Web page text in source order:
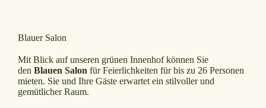
Blauer Salon
Mit Blick auf unseren grünen Innenhof können Sie
den Blauen Salon für Feierlichkeiten für bis zu 26 Personen
mieten. Sie und Ihre Gäste erwartet ein stilvoller und
gemütlicher Raum.